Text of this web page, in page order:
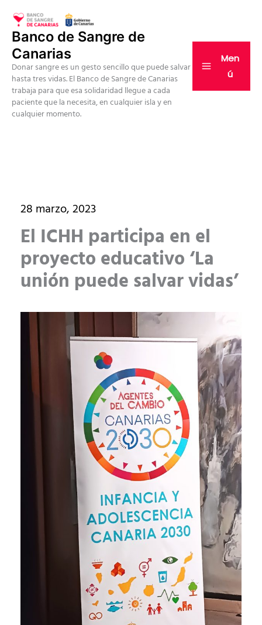
contenido
Banco de Sangre de
Canarias
Donar sangre es un gesto sencillo que puede salvar
hasta tres vidas. El Banco de Sangre de Canarias
trabaja para que esa solidaridad llegue a cada
paciente que la necesita, en cualquier isla y en
cualquier momento.
Men
ú
28 marzo, 2023
El ICHH participa en el
proyecto educativo ‘La
unión puede salvar vidas’